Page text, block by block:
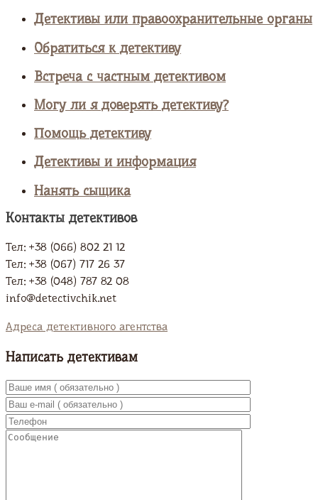
Детективы или правоохранительные органы
Обратиться к детективу
Встреча с частным детективом
Могу ли я доверять детективу?
Помощь детективу
Детективы и информация
Нанять сыщика
Контакты детективов
Тел: +38 (066) 802 21 12
Тел: +38 (067) 717 26 37
Тел: +38 (048) 787 82 08
info@detectivchik.net
Адреса детективного агентства
Написать детективам